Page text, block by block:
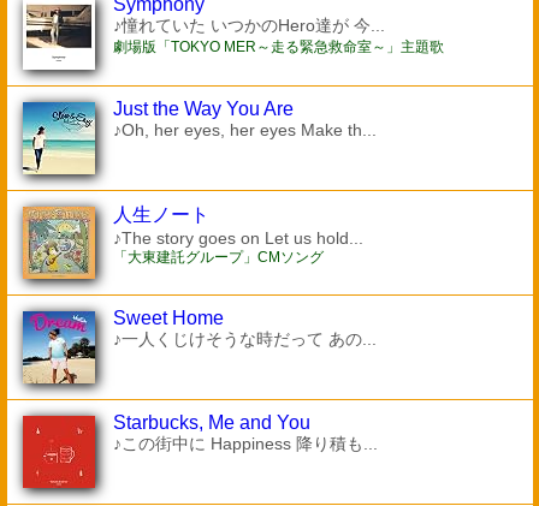
Symphony
♪憧れていた いつかのHero達が 今...
劇場版「TOKYO MER～走る緊急救命室～」主題歌
Just the Way You Are
♪Oh, her eyes, her eyes Make th...
人生ノート
♪The story goes on Let us hold...
「大東建託グループ」CMソング
Sweet Home
♪一人くじけそうな時だって あの...
Starbucks, Me and You
♪この街中に Happiness 降り積も...